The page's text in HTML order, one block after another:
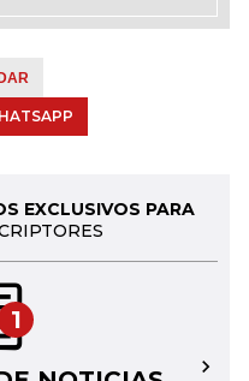
EXCLUSIVOS PARA
1
→